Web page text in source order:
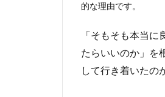
タ
ト
の
知
見
的な理由です。
「そもそも本当
たらいいのか」を
して行き着いたの